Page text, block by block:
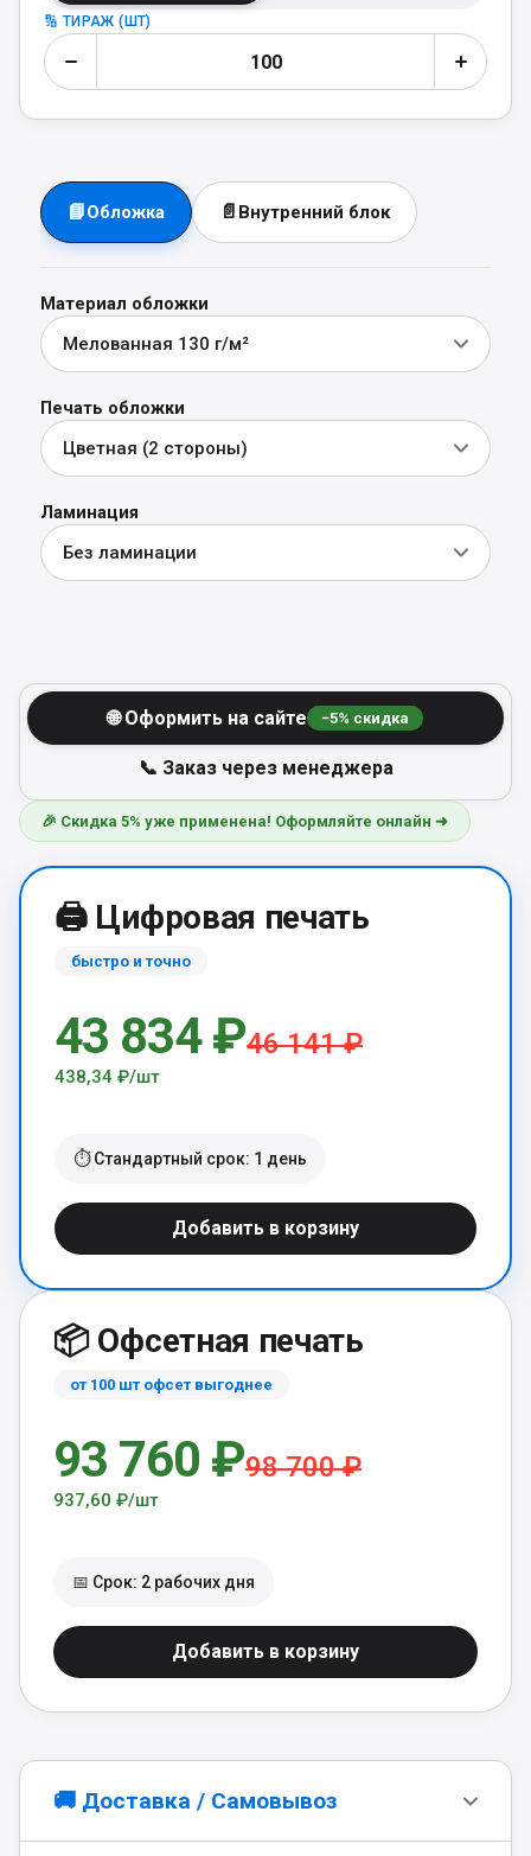
🔢 ТИРАЖ (ШТ)
📘Обложка 📄 Внутренний блок
Материал обложки
Мелованная 130 г/м²
Печать обложки
Цветная (2 стороны)
Ламинация
Без ламинации
🌐 Оформить на сайте −5% скидка
📞 Заказ через менеджера
🎉 Скидка 5% уже применена! Оформляйте онлайн ➜
🖨️ Цифровая печать
быстро и точно
43 834 ₽46 141 ₽
438,34 ₽/шт
⏱️ Стандартный срок: 1 день
Добавить в корзину
📦 Офсетная печать
от 100 шт офсет выгоднее
93 760 ₽98 700 ₽
937,60 ₽/шт
📅 Срок: 2 рабочих дня
Добавить в корзину
🚚 Доставка / Самовывоз